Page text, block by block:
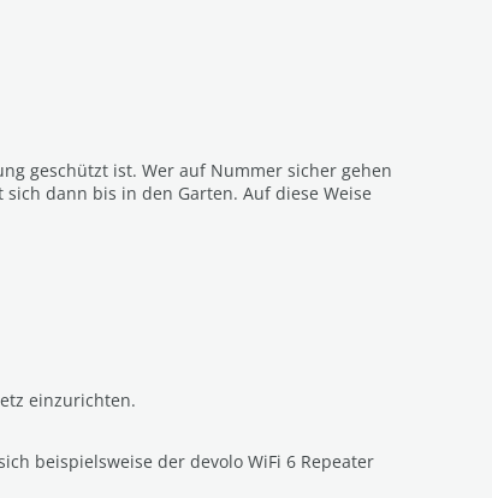
geschützt ist. Wer auf Nummer sicher gehen
dann bis in den Garten. Auf diese Weise
einzurichten.
beispielsweise der devolo WiFi 6 Repeater